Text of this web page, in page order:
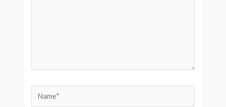
Name*